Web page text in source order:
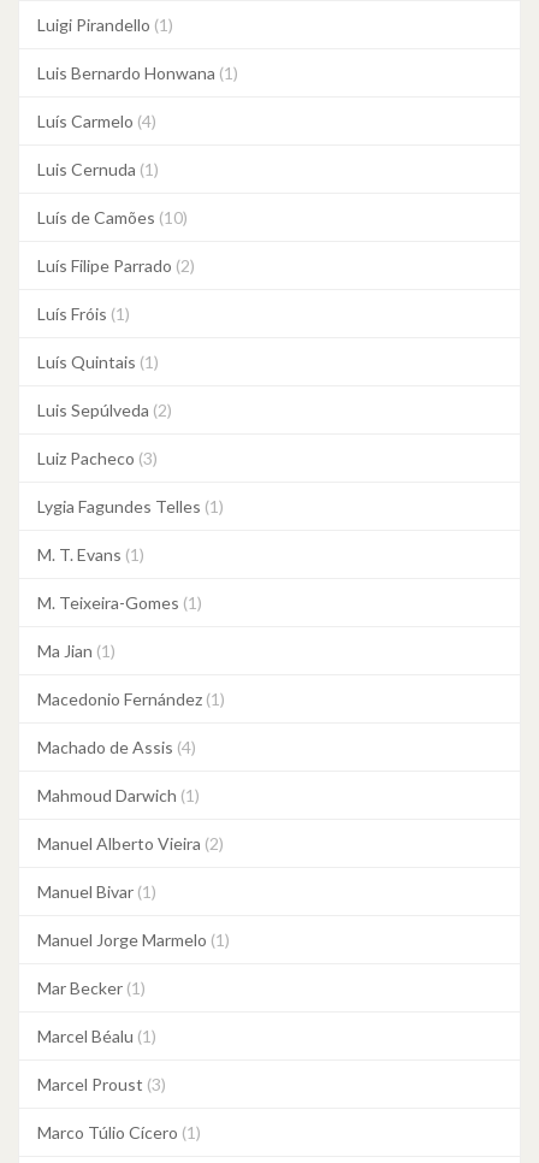
Luigi Pirandello (1)
Luis Bernardo Honwana (1)
Luís Carmelo (4)
Luis Cernuda (1)
Luís de Camões (10)
Luís Filipe Parrado (2)
Luís Fróis (1)
Luís Quintais (1)
Luis Sepúlveda (2)
Luiz Pacheco (3)
Lygia Fagundes Telles (1)
M. T. Evans (1)
M. Teixeira-Gomes (1)
Ma Jian (1)
Macedonio Fernández (1)
Machado de Assis (4)
Mahmoud Darwich (1)
Manuel Alberto Vieira (2)
Manuel Bivar (1)
Manuel Jorge Marmelo (1)
Mar Becker (1)
Marcel Béalu (1)
Marcel Proust (3)
Marco Túlio Cícero (1)